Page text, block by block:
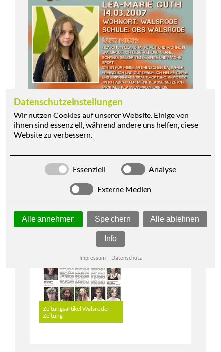
Zeitungsartikel Walsroder
Zeitung
Datenschutzeinstellungen
Wir nutzen Cookies auf unserer Website. Einige von
ihnen sind essenziell, während andere uns helfen, diese
Website zu verbessern.
Essenziell Analyse
Externe Medien
Alle annehmen Speichern Alle ablehnen
Info
Impressum Datenschutz